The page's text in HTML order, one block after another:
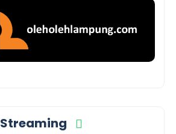
Streaming